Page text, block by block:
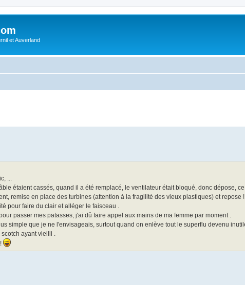
et Auverland
...
étaient cassés, quand il a été remplacé, le ventilateur était bloqué, donc dépose,
remise en place des turbines (attention à la fragilité des vieux plastiques) et repose !
pour faire du clair et alléger le faisceau .
passer mes patasses, j'ai dû faire appel aux mains de ma femme par moment .
simple que je ne l'envisageais, surtout quand on enlève tout le superflu devenu
ayant vieilli .